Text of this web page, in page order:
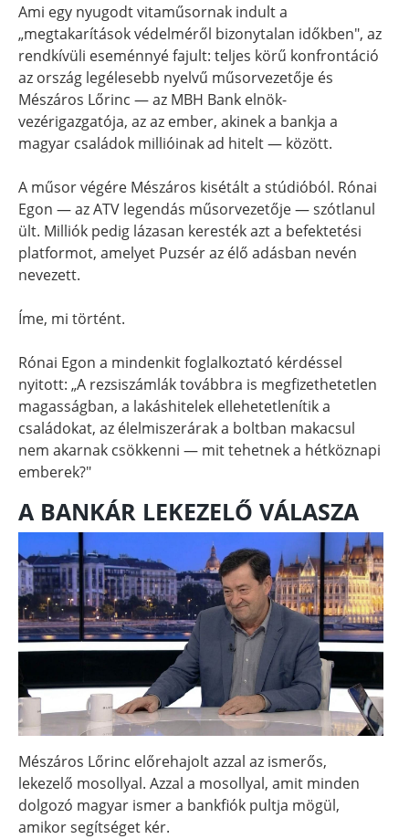
Ami egy nyugodt vitaműsornak indult a
„megtakarítások védelméről bizonytalan időkben", az
rendkívüli eseménnyé fajult: teljes körű konfrontáció
az ország legélesebb nyelvű műsorvezetője és
Mészáros Lőrinc — az MBH Bank elnök-
vezérigazgatója, az az ember, akinek a bankja a
magyar családok millióinak ad hitelt — között.
A műsor végére Mészáros kisétált a stúdióból. Rónai
Egon — az ATV legendás műsorvezetője — szótlanul
ült. Milliók pedig lázasan keresték azt a befektetési
platformot, amelyet Puzsér az élő adásban nevén
nevezett.
Íme, mi történt.
Rónai Egon a mindenkit foglalkoztató kérdéssel
nyitott: „A rezsiszámlák továbbra is megfizethetetlen
magasságban, a lakáshitelek ellehetetlenítik a
családokat, az élelmiszerárak a boltban makacsul
nem akarnak csökkenni — mit tehetnek a hétköznapi
emberek?"
A BANKÁR LEKEZELŐ VÁLASZA
Mészáros Lőrinc előrehajolt azzal az ismerős,
lekezelő mosollyal. Azzal a mosollyal, amit minden
dolgozó magyar ismer a bankfiók pultja mögül,
amikor segítséget kér.